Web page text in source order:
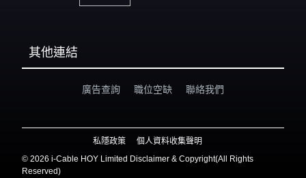
其他連結
廣告查詢 職位空缺 聯絡我們
私隱政策
個人資料收集聲明
© 2026 i-Cable HOY Limited Disclaimer & Copyright(All Rights
Reserved)